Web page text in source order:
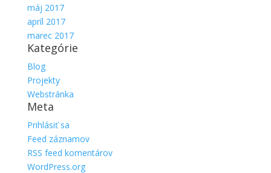
máj 2017
apríl 2017
marec 2017
Kategórie
Blog
Projekty
Webstránka
Meta
Prihlásiť sa
Feed záznamov
RSS feed komentárov
WordPress.org